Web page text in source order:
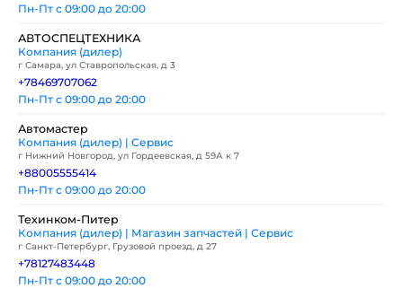
Пн-Пт с 09:00 до 20:00
АВТОСПЕЦТЕХНИКА
Компания (дилер)
г Самара, ул Ставропольская, д 3
+78469707062
Пн-Пт с 09:00 до 20:00
Автомастер
Компания (дилер) | Сервис
г Нижний Новгород, ул Гордеевская, д 59А к 7
+88005555414
Пн-Пт с 09:00 до 20:00
Техинком-Питер
Компания (дилер) | Магазин запчастей | Сервис
г Санкт-Петербург, Грузовой проезд, д 27
+78127483448
Пн-Пт с 09:00 до 20:00